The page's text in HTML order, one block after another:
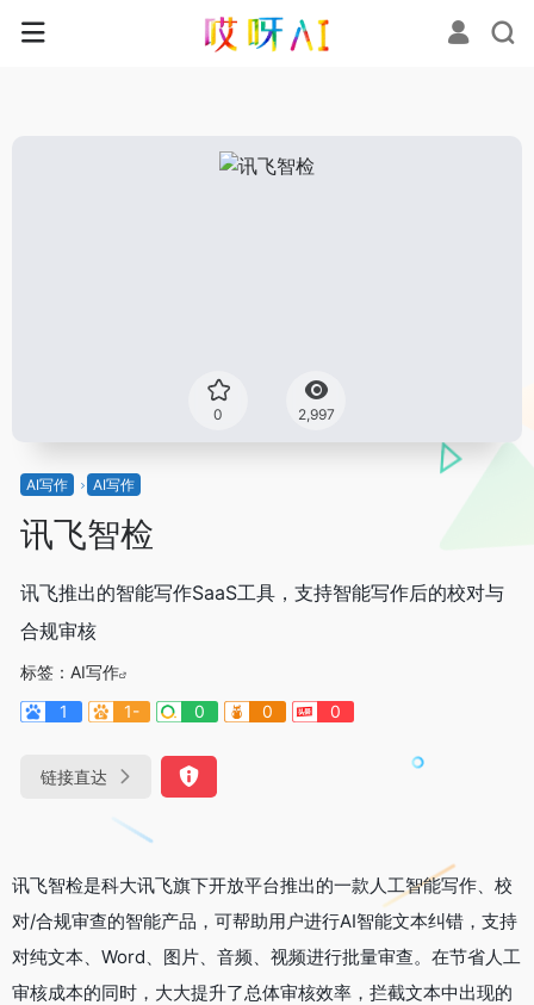
0 2,997
AI写作 AI写作
讯飞智检
讯飞推出的智能写作SaaS工具，支持智能写作后的校对与
合规审核
标签： AI写作
1
1- 0 0 0
链接直达
讯飞智检是科大讯飞旗下开放平台推出的一款人工智能写作、校
对/合规审查的智能产品，可帮助用户进行AI智能文本纠错，支持
对纯文本、Word、图片、音频、视频进行批量审查。在节省人工
审核成本的同时，大大提升了总体审核效率，拦截文本中出现的